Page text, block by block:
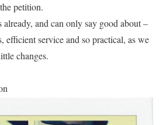
petition.
and can only say good about –
efficient service and so practical, as we
changes.